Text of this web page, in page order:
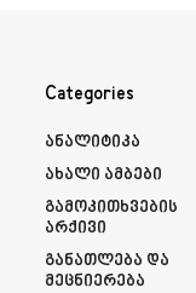
Categories
Ანალიტიკა
Ახალი Ამბები
Გამოკითხვების
Არქივი
Განათლება Და
Მეცნიერება